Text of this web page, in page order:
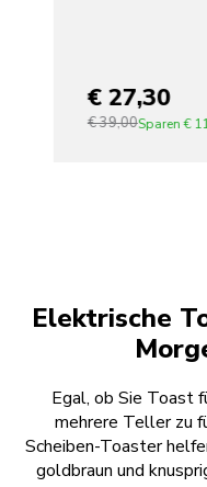
€ 27,30
€ 39,00Sparen €
Elektrische
Egal, ob Sie Toast
mehrere Teller zu
Scheiben-Toaster
goldbraun und